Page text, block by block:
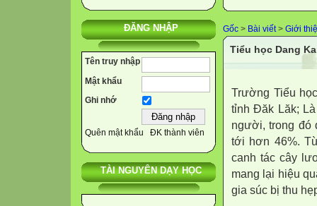
ĐĂNG NHẬP
Tên truy nhập
Mật khẩu
Ghi nhớ
Quên mật khẩu ĐK thành viên
TÀI NGUYÊN DẠY HỌC
Gốc > Bài viết> Giới
Tiểu học Dang
Trường Tiểu
tỉnh Đăk Lăk;
người, trong đó
tới hơn 46%.
canh tác cây
mang lại hiệu
gia súc bị thu